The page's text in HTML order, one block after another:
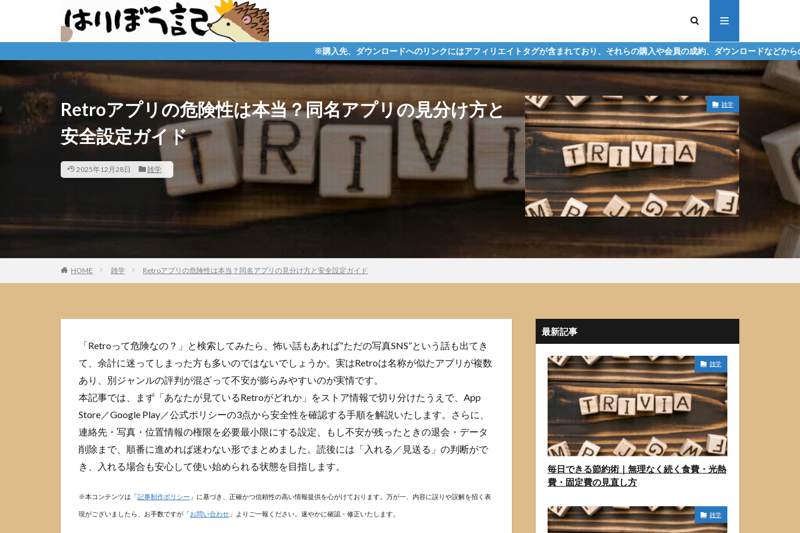
※購入先、ダウンロードへのリンクにはアフィリエイトタグが含まれており、それらの購入や会員の成約、ダウンロードなどからの収益化を行う場合
Retroアプリの危険性は本当？同名アプリの見分け方と
安全設定ガイド
2025年12月28日 雑学
雑学
HOME 雑学 Retroアプリの危険性は本当？同名アプリの見分け方と安全設定ガイド
「Retroって危険なの？」と検索してみたら、怖い話もあれば“ただの写真SNS”という話も出てき
て、余計に迷ってしまった方も多いのではないでしょうか。実はRetroは名称が似たアプリが複数
あり、別ジャンルの評判が混ざって不安が膨らみやすいのが実情です。
本記事では、まず「あなたが見ているRetroがどれか」をストア情報で切り分けたうえで、App
Store／Google Play／公式ポリシーの3点から安全性を確認する手順を解説いたします。さらに、
連絡先・写真・位置情報の権限を必要最小限にする設定、もし不安が残ったときの退会・データ
削除まで、順番に進めれば迷わない形でまとめました。読後には「入れる／見送る」の判断がで
き、入れる場合も安心して使い始められる状態を目指します。
※本コンテンツは「記事制作ポリシー 」に基づき、正確かつ信頼性の高い情報提供を心がけております。万が一、内容に誤りや誤解を招く表
現がございましたら、お手数ですが「お問い合わせ 」よりご一報ください。速やかに確認・修正いたします。
最新記事
雑学
毎日できる節約術｜無理なく続く食費・光熱
費・固定費の見直し方
雑学